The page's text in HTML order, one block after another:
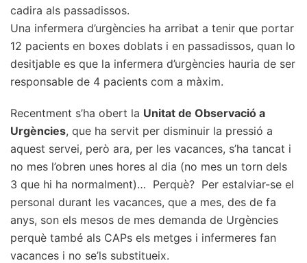
cadira als passadissos.
Una infermera d’urgències ha arribat a tenir que portar
12 pacients en boxes doblats i en passadissos, quan lo
desitjable es que la infermera d’urgències hauria de ser
responsable de 4 pacients com a màxim.
Recentment s’ha obert la Unitat de Observació a
Urgències, que ha servit per disminuir la pressió a
aquest servei, però ara, per les vacances, s’ha tancat i
no mes l’obren unes hores al dia (no mes un torn dels
3 que hi ha normalment)… Perquè? Per estalviar-se el
personal durant les vacances, que a mes, des de fa
anys, son els mesos de mes demanda de Urgències
perquè també als CAPs els metges i infermeres fan
vacances i no se’ls substitueix.